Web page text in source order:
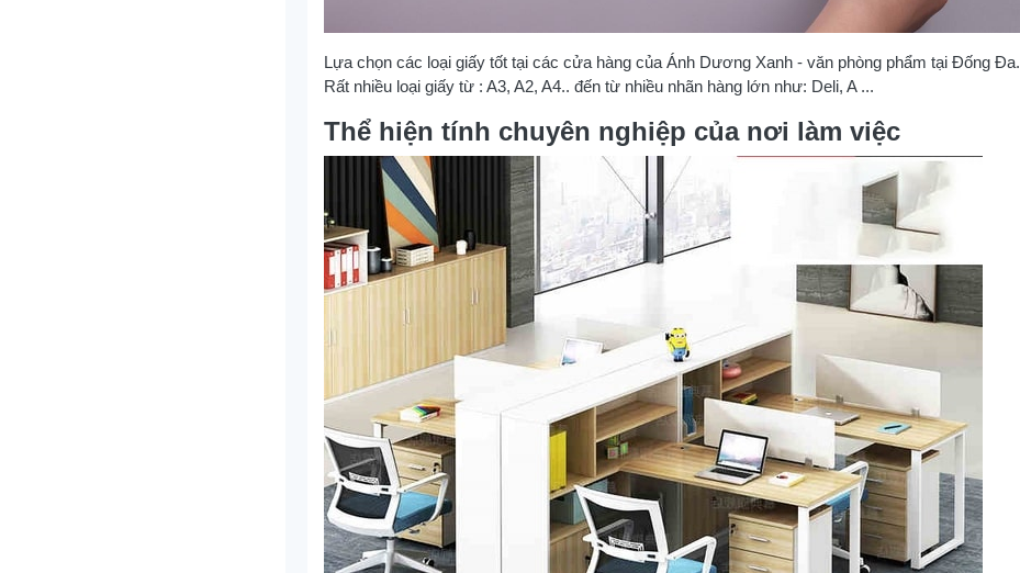
Lựa chọn các loại giấy tốt tại các cửa hàng của Ánh Dương Xanh - văn phòng phẩm tại Đống Đa.
Rất nhiều loại giấy từ : A3, A2, A4.. đến từ nhiều nhãn hàng lớn như: Deli, A ...
Thể hiện tính chuyên nghiệp của nơi làm việc